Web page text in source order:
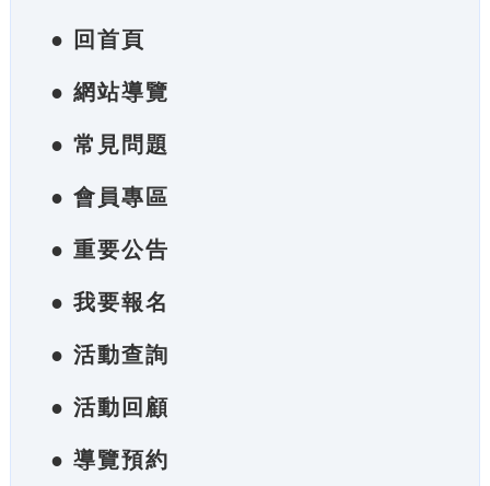
● 回首頁
● 網站導覽
● 常見問題
● 會員專區
● 重要公告
● 我要報名
● 活動查詢
● 活動回顧
● 導覽預約